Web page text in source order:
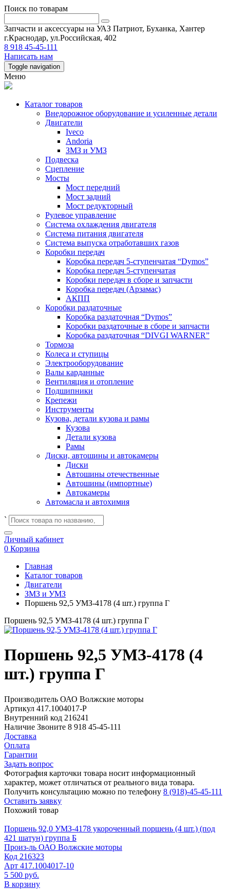
Поиск по товарам
Запчасти и аксессуары на УАЗ Патриот, Буханка, Хантер
г.Краснодар, ул.Российская, 402
8 918 45-45-111
Написать нам
Toggle navigation
Меню
Каталог товаров
Внедорожное оборудование и усиленные детали
Двигатели
Iveco
Andoria
ЗМЗ и УМЗ
Подвеска
Сцепление
Мосты
Мост передний
Мост задний
Мост редукторный
Рулевое управление
Система охлаждения двигателя
Система питания двигателя
Система выпуска отработавших газов
Коробки передач
Коробка передач 5-ступенчатая “Dymos”
Коробка передач 5-ступенчатая
Коробки передач в сборе и запчасти
Коробка передач (Арзамас)
АКПП
Коробки раздаточные
Коробка раздаточная “Dymos”
Коробки раздаточные в сборе и запчасти
Коробка раздаточная “DIVGI WARNER”
Тормоза
Колеса и ступицы
Электрооборудование
Валы карданные
Вентиляция и отопление
Подшипники
Крепежи
Инструменты
Кузова, детали кузова и рамы
Кузова
Детали кузова
Рамы
Диски, автошины и автокамеры
Диски
Автошины отечественные
Автошины (импортные)
Автокамеры
Автомасла и автохимия
`
Личный кабинет
0 Корзина
Главная
Каталог товаров
Двигатели
ЗМЗ и УМЗ
Поршень 92,5 УМЗ-4178 (4 шт.) группа Г
Поршень 92,5 УМЗ-4178 (4 шт.) группа Г
Поршень 92,5 УМЗ-4178 (4
шт.) группа Г
Производитель ОАО Волжские моторы
Артикул 417.1004017-Р
Внутренний код 216241
Наличие Звоните 8 918 45-45-111
Доставка
Оплата
Гарантии
Задать вопрос
Фотография карточки товара носит информационный
характер, может отличаться от реального вида товара.
Получить консультацию можно по телефону 8 (918)-45-45-111
Оставить заявку
Похожий товар
Поршень 92,0 УМЗ-4178 укороченный поршень (4 шт.) (под
421 шатун) группа Б
Произ-ль ОАО Волжские моторы
Код 216323
Арт 417.1004017-10
5 500 руб.
В корзину